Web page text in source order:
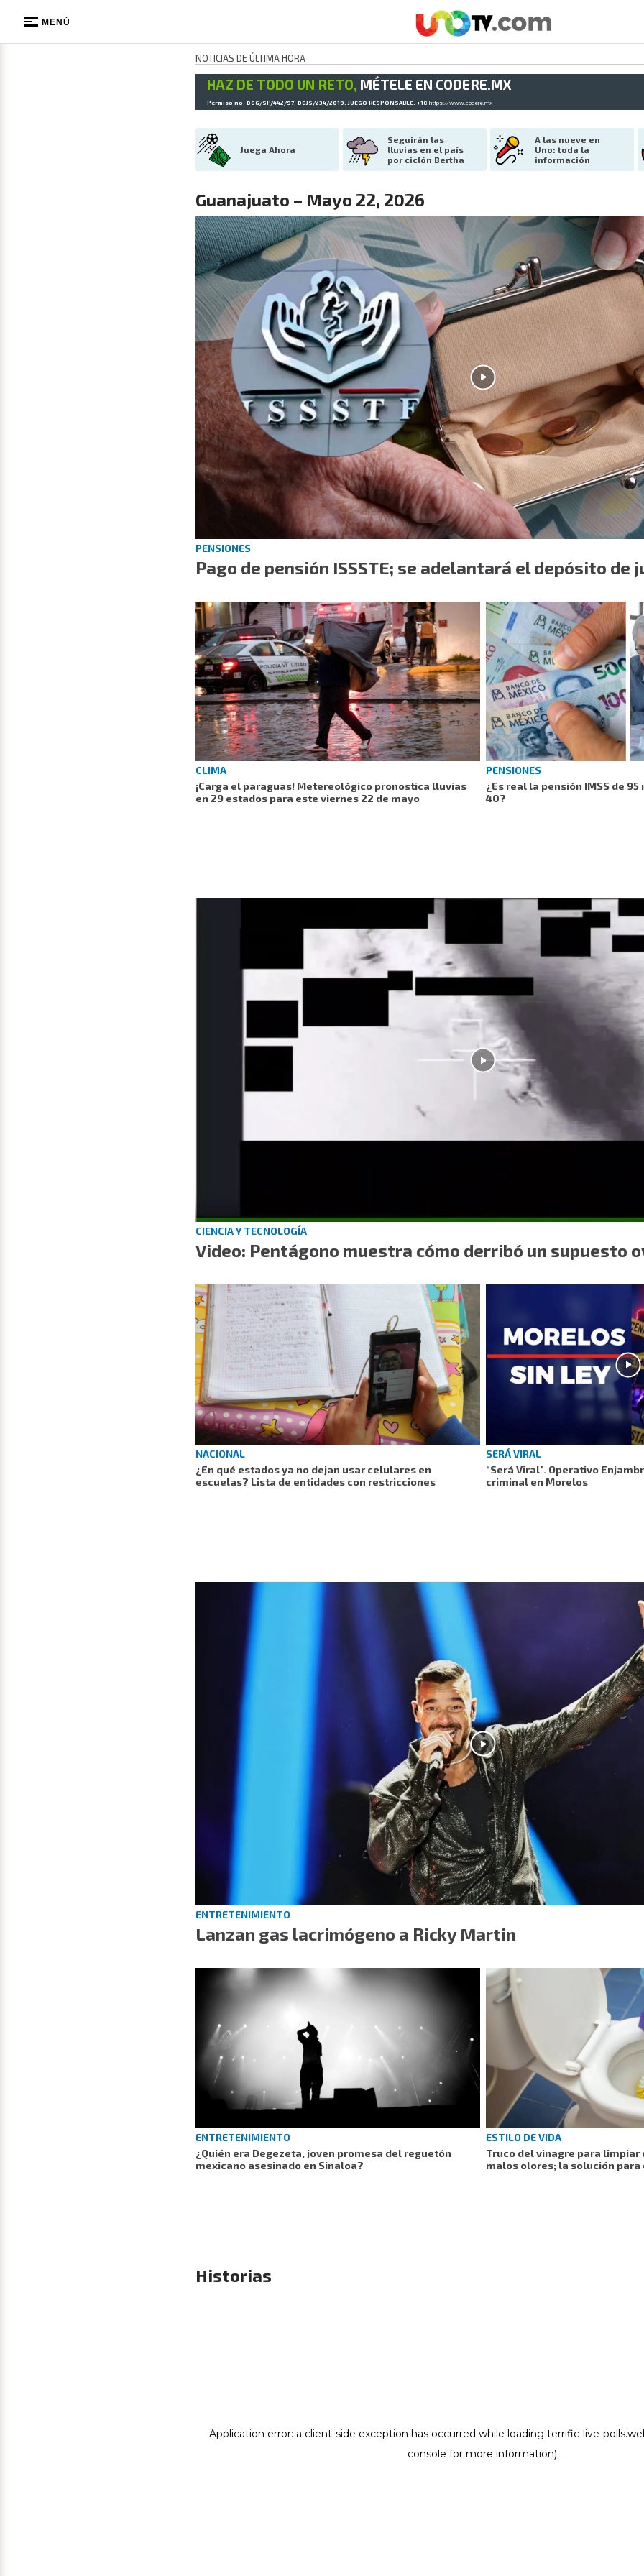
MENÚ
NOTICIAS DE ÚLTIMA HORA
HAZ DE TODO UN RETO, MÉTELE EN CODERE.MX
Permiso no. DGG/SP/442/97, DGJS/234/2019. JUEGO RESPONSABLE. +18 https://www.codere.mx
Juega Ahora
Seguirán las
lluvias en el país
por ciclón Bertha
A las nueve en
Uno: toda la
información
Guanajuato – Mayo 22, 2026
PENSIONES
Pago de pensión ISSSTE; se adelantará el depósito de
CLIMA
¡Carga el paraguas! Metereológico pronostica lluvias
en 29 estados para este viernes 22 de mayo
PENSIONES
¿Es real la pensión IMSS de
40?
CIENCIA Y TECNOLOGÍA
Video: Pentágono muestra cómo derribó un supuesto
NACIONAL
¿En qué estados ya no dejan usar celulares en
escuelas? Lista de entidades con restricciones
SERÁ VIRAL
“Será Viral”. Operativo
criminal en Morelos
ENTRETENIMIENTO
Lanzan gas lacrimógeno a Ricky Martin
ENTRETENIMIENTO
¿Quién era Degezeta, joven promesa del reguetón
mexicano asesinado en Sinaloa?
ESTILO DE VIDA
Truco del vinagre para
malos olores; la solución
Historias